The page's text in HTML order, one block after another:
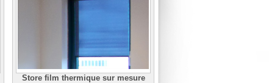
Store film thermique sur mesure